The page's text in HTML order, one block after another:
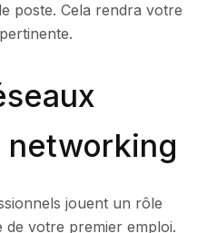
poste. Cela rendra votre
networking
jouent un rôle
de votre premier emploi.